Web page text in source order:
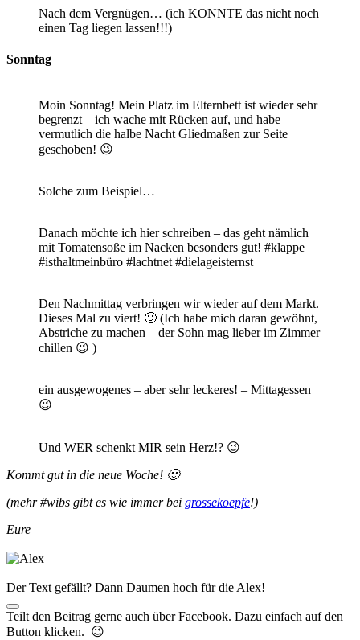
Nach dem Vergnügen… (ich KONNTE das nicht noch
einen Tag liegen lassen!!!)
Sonntag
Moin Sonntag! Mein Platz im Elternbett ist wieder sehr
begrenzt – ich wache mit Rücken auf, und habe
vermutlich die halbe Nacht Gliedmaßen zur Seite
geschoben! 😉
Solche zum Beispiel…
Danach möchte ich hier schreiben – das geht nämlich
mit Tomatensoße im Nacken besonders gut! #klappe
#isthaltmeinbüro #lachtnet #dielageisternst
Den Nachmittag verbringen wir wieder auf dem Markt.
Dieses Mal zu viert! 🙂 (Ich habe mich daran gewöhnt,
Abstriche zu machen – der Sohn mag lieber im Zimmer
chillen 😉 )
ein ausgewogenes – aber sehr leckeres! – Mittagessen
😉
Und WER schenkt MIR sein Herz!? 😉
Kommt gut in die neue Woche! 🙂
(mehr #wibs gibt es wie immer bei grossekoepfe!)
Eure
Der Text gefällt? Dann Daumen hoch für die Alex!
Teilt den Beitrag gerne auch über Facebook. Dazu einfach auf den
Button klicken. 😉